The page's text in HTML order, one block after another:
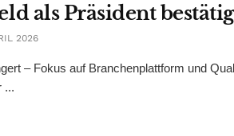
als Präsident
2026
– Fokus auf Branchenplattform und
...